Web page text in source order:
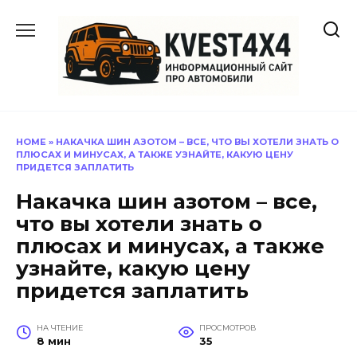
содержанию
HOME » НАКАЧКА ШИН АЗОТОМ – ВСЕ, ЧТО ВЫ ХОТЕЛИ ЗНАТЬ О
ПЛЮСАХ И МИНУСАХ, А ТАКЖЕ УЗНАЙТЕ, КАКУЮ ЦЕНУ
ПРИДЕТСЯ ЗАПЛАТИТЬ
Накачка шин азотом – все,
что вы хотели знать о
плюсах и минусах, а также
узнайте, какую цену
придется заплатить
НА ЧТЕНИЕ
8 мин
ПРОСМОТРОВ
35